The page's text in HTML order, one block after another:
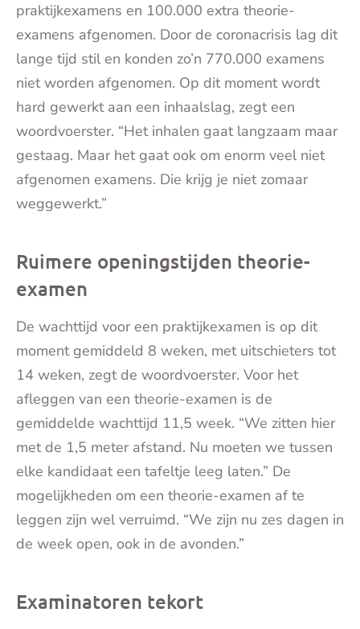
praktijkexamens en 100.000 extra theorie-
examens afgenomen. Door de coronacrisis lag dit
lange tijd stil en konden zo’n 770.000 examens
niet worden afgenomen. Op dit moment wordt
hard gewerkt aan een inhaalslag, zegt een
woordvoerster. “Het inhalen gaat langzaam maar
gestaag. Maar het gaat ook om enorm veel niet
afgenomen examens. Die krijg je niet zomaar
weggewerkt.”
Ruimere openingstijden theorie-
examen
De wachttijd voor een praktijkexamen is op dit
moment gemiddeld 8 weken, met uitschieters tot
14 weken, zegt de woordvoerster. Voor het
afleggen van een theorie-examen is de
gemiddelde wachttijd 11,5 week. “We zitten hier
met de 1,5 meter afstand. Nu moeten we tussen
elke kandidaat een tafeltje leeg laten.” De
mogelijkheden om een theorie-examen af te
leggen zijn wel verruimd. “We zijn nu zes dagen in
de week open, ook in de avonden.”
Examinatoren tekort